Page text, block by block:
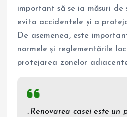
important să se ia măsuri
evita accidentele și a
De asemenea, este
normele și reglementările
protejarea zonelor
„Renovarea casei este un